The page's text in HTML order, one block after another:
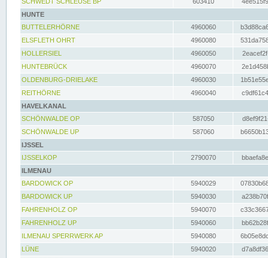
HUNTE
BUTTELERHÖRNE
4960060
ELSFLETH OHRT
4960080
HOLLERSIEL
4960050
HUNTEBRÜCK
4960070
OLDENBURG-DRIELAKE
4960030
REITHÖRNE
4960040
HAVELKANAL
SCHÖNWALDE OP
587050
SCHÖNWALDE UP
587060
IJSSEL
IJSSELKOP
2790070
ILMENAU
BARDOWICK OP
5940029
BARDOWICK UP
5940030
FAHRENHOLZ OP
5940070
FAHRENHOLZ UP
5940060
ILMENAU SPERRWERK AP
5940080
LÜNE
5940020